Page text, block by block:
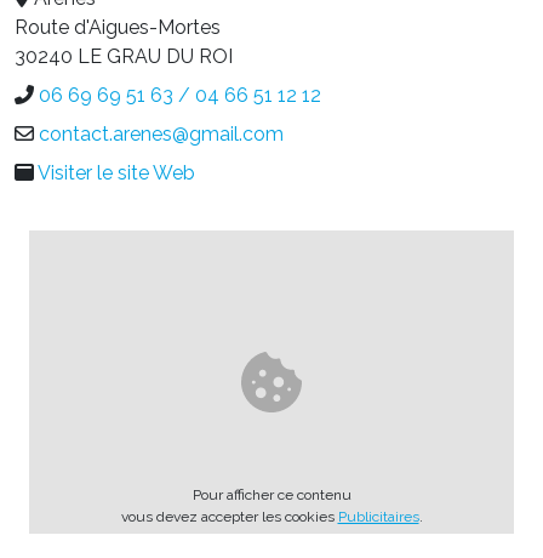
Route d'Aigues-Mortes
30240 LE GRAU DU ROI
06 69 69 51 63 / 04 66 51 12 12
contact.arenes@gmail.com
Visiter le site Web
Pour afficher ce contenu
vous devez accepter les cookies Publicitaires.